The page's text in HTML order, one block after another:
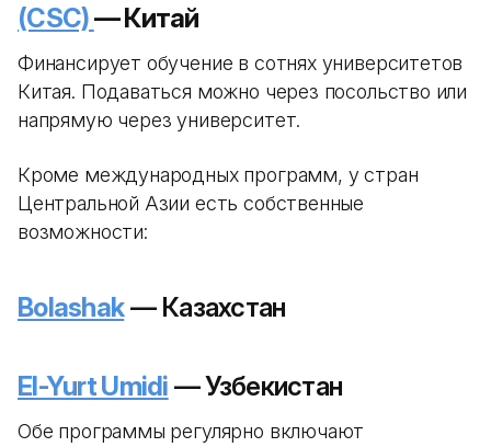
(CSC)— Китай
Финансирует обучение в сотнях университетов
Китая. Подаваться можно через посольство или
напрямую через университет.
Кроме международных программ, у стран
Центральной Азии есть собственные
возможности:
Bolashak— Казахстан
El-Yurt Umidi — Узбекистан
Обе программы регулярно включают